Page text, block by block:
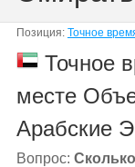
Позиция: Точное
Точное
месте
Арабские
Вопрос: